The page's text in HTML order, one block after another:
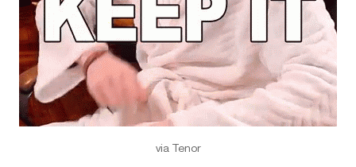
via Tenor